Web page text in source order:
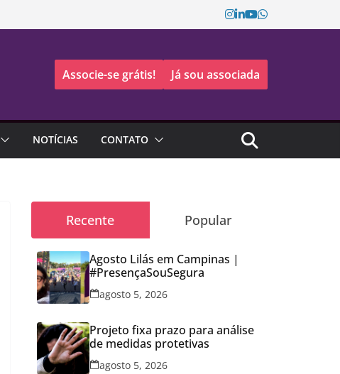
Associe-se grátis! Já sou associada
NOTÍCIAS CONTATO
Recente Popular
Agosto Lilás em Campinas |
#PresençaSouSegura
agosto 5, 2026
Projeto fixa prazo para análise
de medidas protetivas
agosto 5, 2026